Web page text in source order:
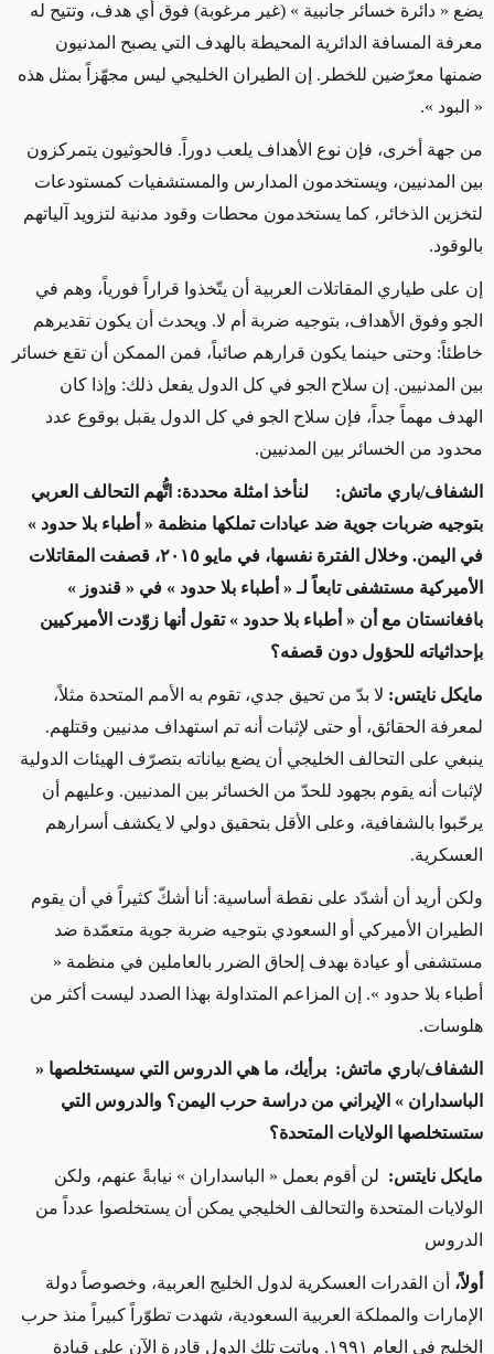
يضع « دائرة خسائر جانبية » (غير مرغوبة) فوق أي هدف، وتتيح له
معرفة المسافة الدائرية المحيطة بالهدف التي يصبح المدنيون
ضمنها معرّضين للخطر. إن الطيران الخليجي ليس مجهّزاً بمثل هذه
« البود ».
من جهة أخرى، فإن نوع الأهداف يلعب دوراً. فالحوثيون يتمركزون
بين المدنيين، ويستخدمون المدارس والمستشفيات كمستودعات
لتخزين الذخائر، كما يستخدمون محطات وقود مدنية لتزويد آلياتهم
بالوقود.
إن على طياري المقاتلات العربية أن يتّخذوا قراراً فورياً، وهم في
الجو وفوق الأهداف، بتوجيه ضربة أم لا. ويحدث أن يكون تقديرهم
خاطئاً: وحتى حينما يكون قرارهم صائباً، فمن الممكن أن تقع خسائر
بين المدنيين. إن سلاح الجو في كل الدول يفعل ذلك: وإذا كان
الهدف مهماً جداً، فإن سلاح الجو في كل الدول يقبل بوقوع عدد
محدود من الخسائر بين المدنيين.
الشفاف/باري ماتش: لنأخذ امثلة محددة: اتُّهم التحالف العربي
بتوجيه ضربات جوية ضد عيادات تملكها منظمة « أطباء بلا حدود »
في اليمن. وخلال الفترة نفسها، في مايو ٢٠١٥، قصفت المقاتلات
الأميركية مستشفى تابعاً لـ « أطباء بلا حدود » في « قندوز »
بافغانستان مع أن « أطباء بلا حدود » تقول أنها زوّدت الأميركيين
بإحداثياته للحؤول دون قصفه؟
مايكل نايتس: لا بدّ من تحيق جدي، تقوم به الأمم المتحدة مثلاً،
لمعرفة الحقائق، أو حتى لإثبات أنه تم استهداف مدنيين وقتلهم.
ينبغي على التحالف الخليجي أن يضع بياناته بتصرّف الهيئات الدولية
لإثبات أنه يقوم بجهود للحدّ من الخسائر بين المدنيين. وعليهم أن
يرحّبوا بالشفافية، وعلى الأقل بتحقيق دولي لا يكشف أسرارهم
العسكرية.
ولكن أريد أن أشدّد على نقطة أساسية: أنا أشكّ كثيراً في أن يقوم
الطيران الأميركي أو السعودي بتوجيه ضربة جوية متعمّدة ضد
مستشفى أو عيادة بهدف إلحاق الضرر بالعاملين في منظمة «
أطباء بلا حدود ». إن المزاعم المتداولة بهذا الصدد ليست أكثر من
هلوسات.
الشفاف/باري ماتش: برأيك، ما هي الدروس التي سيستخلصها «
الباسداران » الإيراني من دراسة حرب اليمن؟ والدروس التي
ستستخلصها الولايات المتحدة؟
مايكل نايتس: لن أقوم بعمل « الباسداران » نيابةً عنهم، ولكن
الولايات المتحدة والتحالف الخليجي يمكن أن يستخلصوا عدداً من
الدروس
أولاً، أن القدرات العسكرية لدول الخليج العربية، وخصوصاً دولة
الإمارات والمملكة العربية السعودية، شهدت تطوّراً كبيراً منذ حرب
الخليج في العام ١٩٩١. وباتت تلك الدول قادرة الآن على قيادة